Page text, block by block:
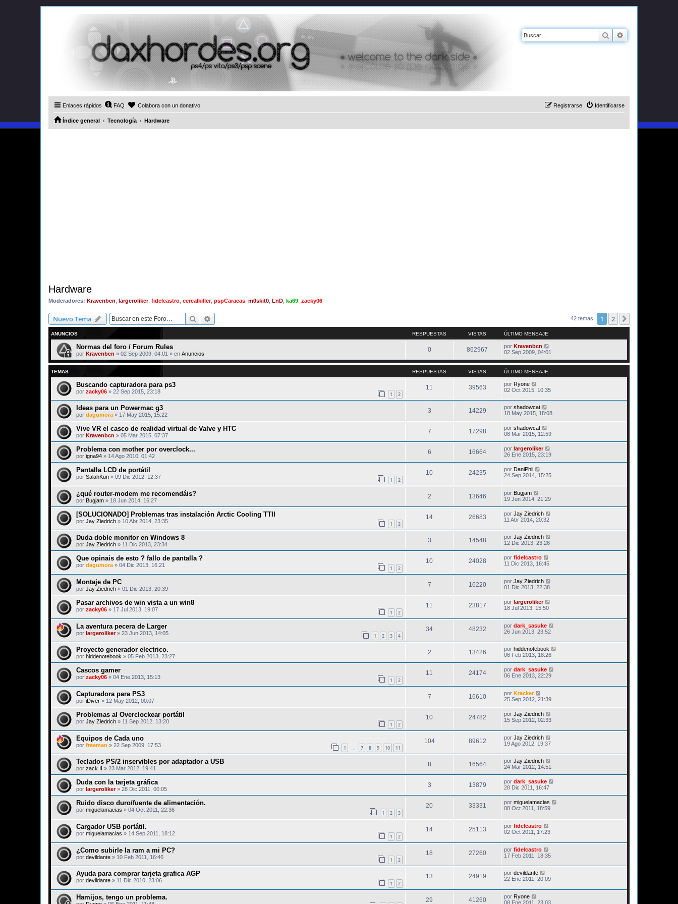
Buscar
Enlaces rápidos FAQ Colabora con un donativo Identificarse
Registrarse
Índice general Tecnología Hardware
Hardware
Moderadores: Kravenbcn largeroliker, fidelcastro cerealkiller, pspCaracas m0skit0 LnD ka69 zacky06
Nuevo Tema Buscar 42 temas 1 2
ANUNCIOS RESPUESTAS VISTAS ÚLTIMO MENSAJE
Normas del foro / Forum Rules
por Kravenbcn » 02 Sep 2009, 04:01 » en Anuncios
0 862967 por Kravenbcn
02 Sep 2009, 04:01
TEMAS RESPUESTAS VISTAS ÚLTIMO MENSAJE
Buscando capturadora para ps3
por zacky06 » 22 Sep 2015, 23:18 1 2
11 39563 por Ryone
02 Oct 2015, 10:35
Ideas para un Powermac g3
por dagumora » 17 May 2015, 15:22
3 14229 por shadowcat
18 May 2015, 18:08
Vive VR el casco de realidad virtual de Valve y HTC
por Kravenbcn » 05 Mar 2015, 07:37
7 17298 por shadowcat
08 Mar 2015, 12:59
Problema con mother por overclock...
por igna94 » 14 Ago 2010, 01:42
6 16664 por largeroliker
26 Ene 2015, 23:19
Pantalla LCD de portátil
por SalahKun » 09 Dic 2012, 12:37 1 2
10 24235 por DaniPhii
24 Sep 2014, 15:25
¿qué router-modem me recomendáis?
por Bugjam » 18 Jun 2014, 16:27
2 13646 por Bugjam
19 Jun 2014, 21:29
[SOLUCIONADO] Problemas tras instalación Arctic Cooling TTII
por Jay Ziedrich » 10 Abr 2014, 23:35 1 2
14 26683 por Jay Ziedrich
11 Abr 2014, 20:32
Duda doble monitor en Windows 8
por Jay Ziedrich » 11 Dic 2013, 23:34
3 14548 por Jay Ziedrich
12 Dic 2013, 23:26
Que opinais de esto ? fallo de pantalla ?
por dagumora» 04 Dic 2013, 16:21 1 2
10 24028 por fidelcastro
11 Dic 2013, 16:45
Montaje de PC
por Jay Ziedrich » 01 Dic 2013, 20:39
7 16220 por Jay Ziedrich
01 Dic 2013, 22:38
Pasar archivos de win vista a un win8
por zacky06 » 17 Jul 2013, 19:07 1 2
11 23817 por largeroliker
18 Jul 2013, 15:50
La aventura pecera de Larger
por largeroliker» 23 Jun 2013, 14:05 1 2 3 4
34 48232 por dark_sasuke
26 Jun 2013, 23:52
Proyecto generador electrico.
por hiddenotebook » 05 Feb 2013, 23:27
2 13426 por hiddenotebook
06 Feb 2013, 18:26
Cascos gamer
por zacky06 » 04 Ene 2013, 15:13 1 2
11 24174 por dark_sasuke
06 Ene 2013, 22:29
Capturadora para PS3
por iDiver » 12 May 2012, 00:07
7 16610 por Kracker
25 Sep 2012, 21:39
Problemas al Overclockear portátil
por Jay Ziedrich » 11 Sep 2012, 13:20 1 2
10 24782 por Jay Ziedrich
15 Sep 2012, 02:33
Equipos de Cada uno
por freeman » 22 Sep 2009, 17:53 1 7 8 9 10 11
104 89612 por Jay Ziedrich
19 Ago 2012, 19:37
Teclados PS/2 inservibles por adaptador a USB
por zack II » 23 Mar 2012, 19:41
8 16564 por Jay Ziedrich
24 Mar 2012, 14:51
Duda con la tarjeta gráfica
por largeroliker» 28 Dic 2011, 00:05
3 13879 por dark_sasuke
28 Dic 2011, 16:47
Ruido disco duro/fuente de alimentación.
por miguelamacias » 04 Oct 2011, 22:36 1 2 3
20 33331 por miguelamacias
08 Oct 2011, 18:59
Cargador USB portátil.
por miguelamacias » 14 Sep 2011, 18:12 1 2
14 25113 por fidelcastro
02 Oct 2011, 17:23
¿Como subirle la ram a mi PC?
por devildante » 10 Feb 2011, 16:46 1 2
18 27260 por fidelcastro
17 Feb 2011, 18:35
Ayuda para comprar tarjeta grafica AGP
por devildante » 11 Dic 2010, 23:06 1 2
13 24919 por devildante
22 Ene 2011, 20:09
Hamijos, tengo un problema. 29 41260 por Ryone
08 Ene 2011, 23:03